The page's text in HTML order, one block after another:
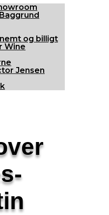
og billigt
Wine
Jensen